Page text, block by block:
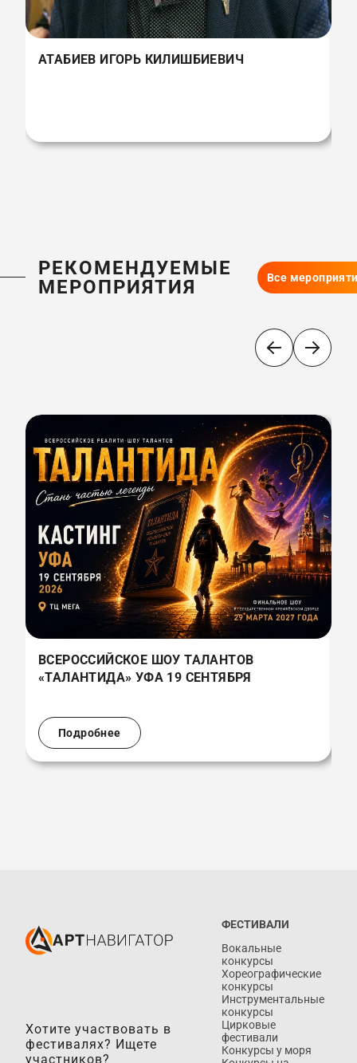
АТАБИЕВ ИГОРЬ КИЛИШБИЕВИЧ
РЕКОМЕНДУЕМЫЕ
МЕРОПРИЯТИЯ
Все
ВСЕРОССИЙСКОЕ ШОУ ТАЛАНТОВ
«ТАЛАНТИДА» УФА 19 СЕНТЯБРЯ
Подробнее
Хотите участвовать в
фестивалях? Ищете
участников?
ФЕСТИВАЛИ
Вокальные
конкурсы
Хореографические
конкурсы
Инструментальные
конкурсы
Цирковые
фестивали
Конкурсы у моря